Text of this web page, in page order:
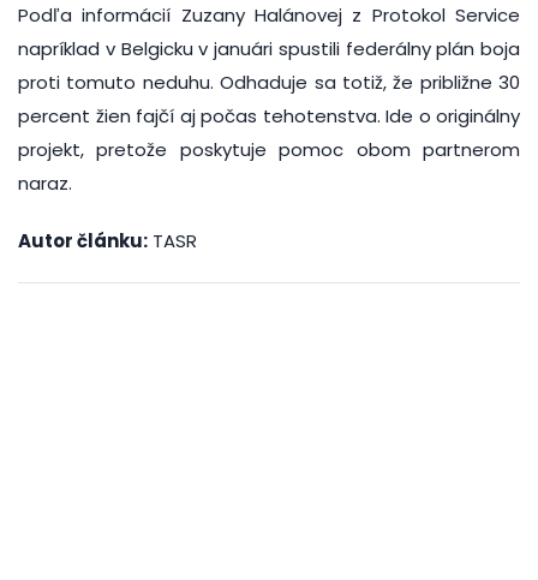
Podľa informácií Zuzany Halánovej z Protokol Service
napríklad v Belgicku v januári spustili federálny plán boja
proti tomuto neduhu. Odhaduje sa totiž, že približne 30
percent žien fajčí aj počas tehotenstva. Ide o originálny
projekt, pretože poskytuje pomoc obom partnerom
naraz.
Autor článku: TASR